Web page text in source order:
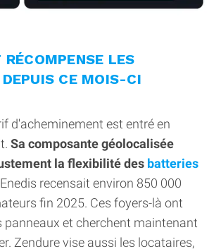
LES
CE MOIS-CI
d'acheminement est entré en
Sa composante géolocalisée
la flexibilité des batteries
Enedis recensait environ 850 000
fin 2025. Ces foyers-là ont
panneaux et cherchent maintenant
Zendure vise aussi les locataires,